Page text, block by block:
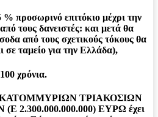
προσωρινό επιτόκιο μέχρι την
τους δανειστές: και μετά θα
από τους σχετικούς τόκους θα
σε ταμείο για την Ελλάδα),
χρόνια.
ΤΡΙΑΚΟΣΙΩΝ
ΕΥΡΩ έχει